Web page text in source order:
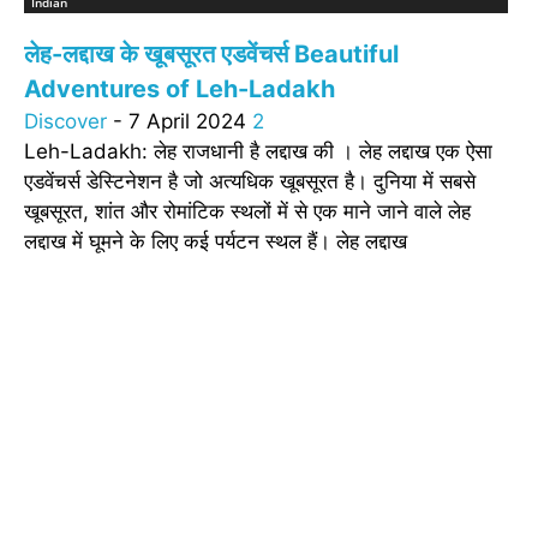
लेह-लद्दाख के खूबसूरत एडवेंचर्स Beautiful
Adventures of Leh-Ladakh
Discover - 7 April 2024 2
Leh-Ladakh: लेह राजधानी है लद्दाख की । लेह लद्दाख एक ऐसा
एडवेंचर्स डेस्टिनेशन है जो अत्यधिक खूबसूरत है। दुनिया में सबसे
खूबसूरत, शांत और रोमांटिक स्थलों में से एक माने जाने वाले लेह
लद्दाख में घूमने के लिए कई पर्यटन स्थल हैं। लेह लद्दाख